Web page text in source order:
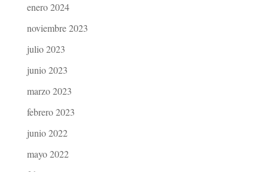
enero 2024
noviembre 2023
julio 2023
junio 2023
marzo 2023
febrero 2023
junio 2022
mayo 2022